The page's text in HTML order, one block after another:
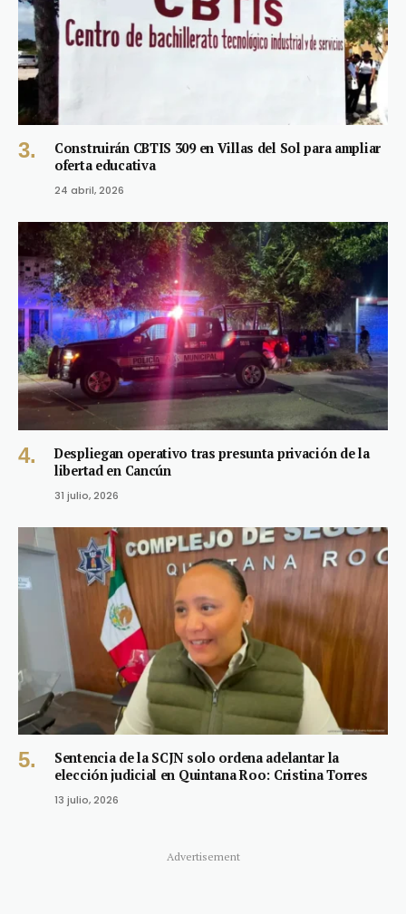
Construirán CBTIS 309 en Villas del Sol para ampliar
oferta educativa
24 abril, 2026
Despliegan operativo tras presunta privación de la
libertad en Cancún
31 julio, 2026
Sentencia de la SCJN solo ordena adelantar la
elección judicial en Quintana Roo: Cristina Torres
13 julio, 2026
Advertisement